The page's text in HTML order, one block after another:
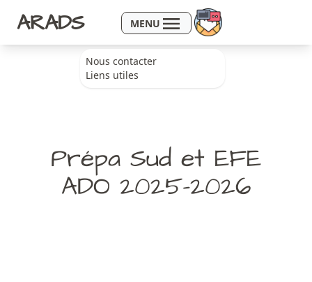
ARADS MENU
Nous contacter
Liens utiles
Prépa Sud et EFE
ADO 2025-2026